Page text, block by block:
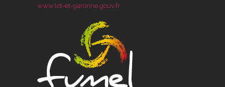
RENDEZ-VOUS EN LIGNE
www.lot-et-garonne.gouv.fr